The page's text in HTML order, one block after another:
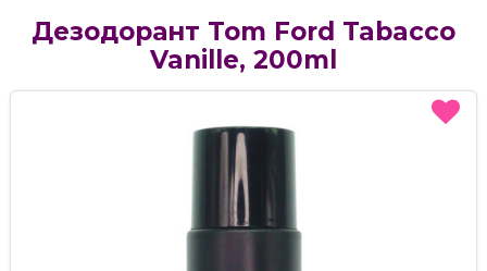
Дезодорант Tom Ford Tabacco
Vanille, 200ml